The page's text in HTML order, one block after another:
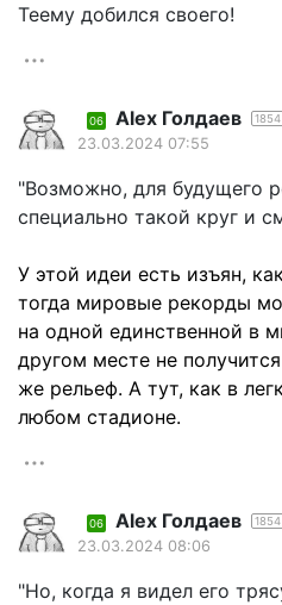
Теему добился своего!
06 Alex Голдаев 1854
23.03.2024 07:55
"Возможно, для будущего
специально такой круг и
У этой идеи есть изъян,
тогда мировые рекорды
на одной единственной в
другом месте не
же рельеф. А тут, как в
любом стадионе.
06 Alex Голдаев 1854
23.03.2024 08:06
"Но, когда я видел его